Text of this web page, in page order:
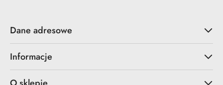
Dane adresowe
Informacje